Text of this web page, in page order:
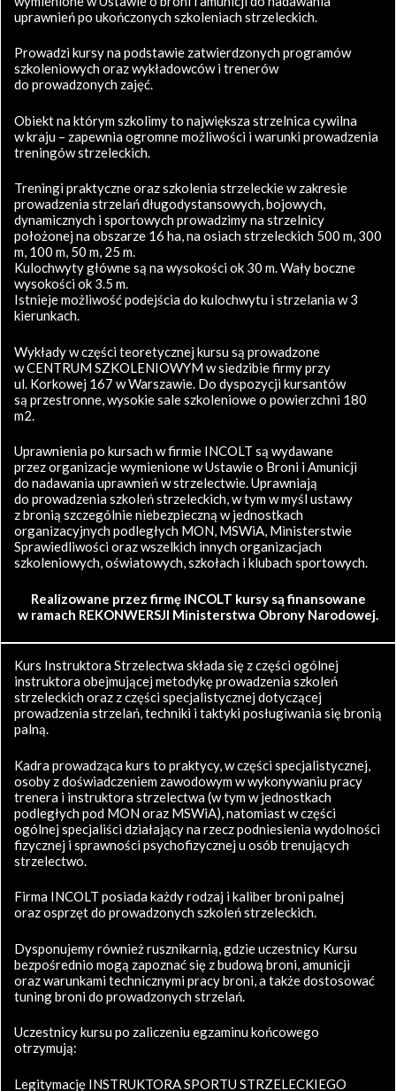
uprawnień po ukończonych szkoleniach strzeleckich.
Prowadzi kursy na podstawie zatwierdzonych programów
szkoleniowych oraz wykładowców i trenerów
do prowadzonych zajęć.
Obiekt na którym szkolimy to największa strzelnica cywilna
w kraju – zapewnia ogromne możliwości i warunki prowadzenia
treningów strzeleckich.
Treningi praktyczne oraz szkolenia strzeleckie w zakresie
prowadzenia strzelań długodystansowych, bojowych,
dynamicznych i sportowych prowadzimy na strzelnicy
położonej na obszarze 16 ha, na osiach strzeleckich 500 m, 300
m, 100 m, 50 m, 25 m.
Kulochwyty główne są na wysokości ok 30 m. Wały boczne
wysokości ok 3.5 m.
Istnieje możliwość podejścia do kulochwytu i strzelania w 3
kierunkach.
Wykłady w części teoretycznej kursu są prowadzone
w CENTRUM SZKOLENIOWYM w siedzibie firmy przy
ul. Korkowej 167 w Warszawie. Do dyspozycji kursantów
są przestronne, wysokie sale szkoleniowe o powierzchni 180
m2.
Uprawnienia po kursach w firmie INCOLT są wydawane
przez organizacje wymienione w Ustawie o Broni i Amunicji
do nadawania uprawnień w strzelectwie. Uprawniają
do prowadzenia szkoleń strzeleckich, w tym w myśl ustawy
z bronią szczególnie niebezpieczną w jednostkach
organizacyjnych podległych MON, MSWiA, Ministerstwie
Sprawiedliwości oraz wszelkich innych organizacjach
szkoleniowych, oświatowych, szkołach i klubach sportowych.
Realizowane przez firmę INCOLT kursy są finansowane
w ramach REKONWERSJI Ministerstwa Obrony Narodowej.
Kurs Instruktora Strzelectwa składa się z części ogólnej
instruktora obejmującej metodykę prowadzenia szkoleń
strzeleckich oraz z części specjalistycznej dotyczącej
prowadzenia strzelań, techniki i taktyki posługiwania się bronią
palną.
Kadra prowadząca kurs to praktycy, w części specjalistycznej,
osoby z doświadczeniem zawodowym w wykonywaniu pracy
trenera i instruktora strzelectwa (w tym w jednostkach
podległych pod MON oraz MSWiA), natomiast w części
ogólnej specjaliści działający na rzecz podniesienia wydolności
fizycznej i sprawności psychofizycznej u osób trenujących
strzelectwo.
Firma INCOLT posiada każdy rodzaj i kaliber broni palnej
oraz osprzęt do prowadzonych szkoleń strzeleckich.
Dysponujemy również rusznikarnią, gdzie uczestnicy Kursu
bezpośrednio mogą zapoznać się z budową broni, amunicji
oraz warunkami technicznymi pracy broni, a także dostosować
tuning broni do prowadzonych strzelań.
Uczestnicy kursu po zaliczeniu egzaminu końcowego
otrzymują:
Legitymację INSTRUKTORA SPORTU STRZELECKIEGO